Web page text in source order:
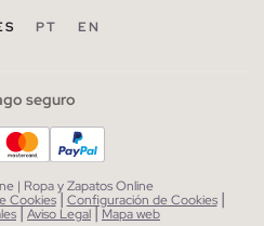
PT EN
seguro
| Ropa y Zapatos Online
Cookies| Configuración de Cookies |
|Aviso Legal| Mapa web